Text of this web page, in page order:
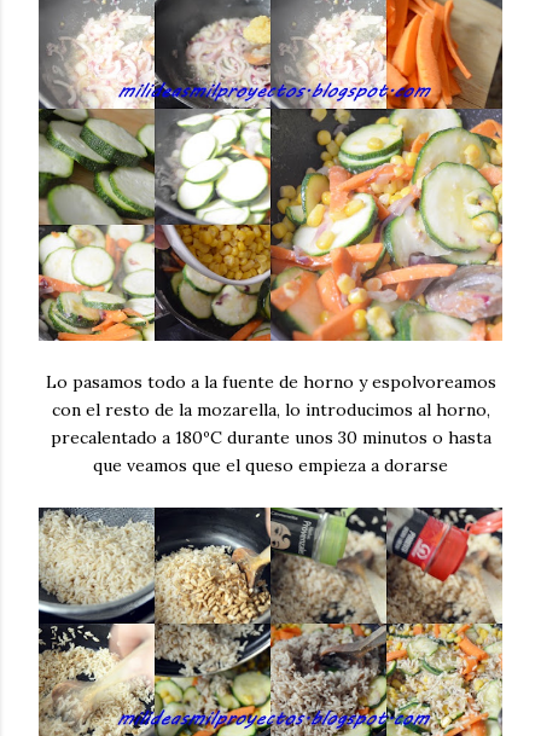
Lo pasamos todo a la fuente de horno y espolvoreamos
con el resto de la mozarella, lo introducimos al horno,
precalentado a 180ºC durante unos 30 minutos o hasta
que veamos que el queso empieza a dorarse